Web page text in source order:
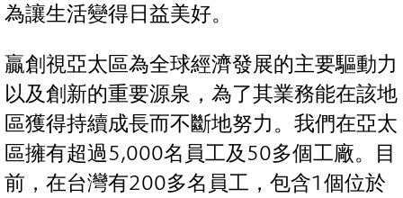
為讓生活變得日益美好。
贏創視亞太區為全球經濟發展的主要驅動力
以及創新的重要源泉，為了其業務能在該地
區獲得持續成長而不斷地努力。我們在亞太
區擁有超過5,000名員工及50多個工廠。目
前，在台灣有200多名員工，包含1個位於